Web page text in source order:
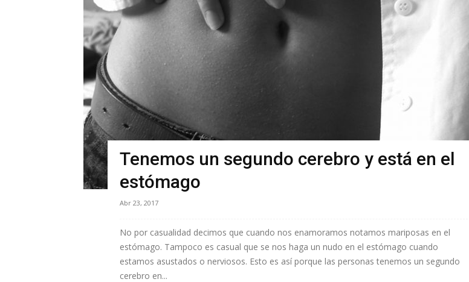
Tenemos un segundo cerebro y está en el
estómago
Abr 23, 2017
No por casualidad decimos que cuando nos enamoramos notamos mariposas en el
estómago. Tampoco es casual que se nos haga un nudo en el estómago cuando
estamos asustados o nerviosos. Esto es así porque las personas tenemos un segundo
cerebro en...